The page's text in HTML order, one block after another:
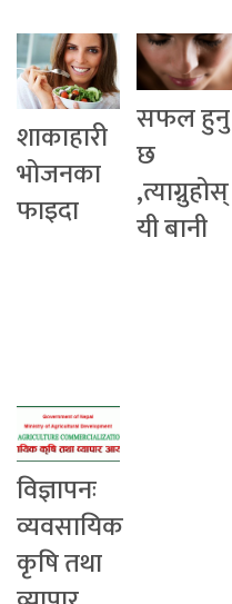
शाकाहारी
भोजनका
फाइदा
सफल हुनु
छ
,त्याग्नुहोस्
यी बानी
विज्ञापनः
व्यवसायिक
कृषि तथा